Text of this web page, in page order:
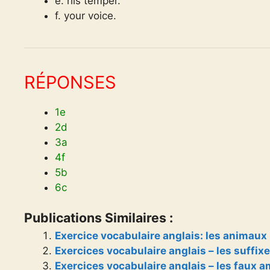
f. your voice.
RÉPONSES
1e
2d
3a
4f
5b
6c
Publications Similaires :
Exercice vocabulaire anglais: les animaux
Exercices vocabulaire anglais – les
Exercices vocabulaire anglais – les faux